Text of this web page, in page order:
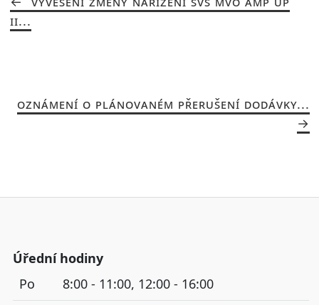
II...
OZNÁMENÍ O PLÁNOVANÉM PŘERUŠENÍ DODÁVKY...
Úřední hodiny
Po
8:00 - 11:00, 12:00 - 16:00